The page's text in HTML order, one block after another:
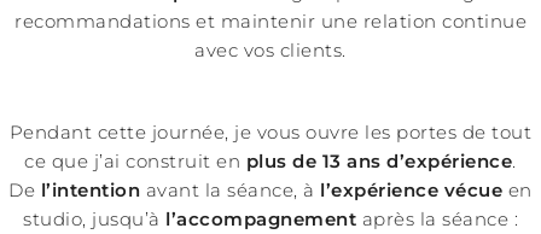
recommandations et maintenir une relation continue
avec vos clients.
Pendant cette journée, je vous ouvre les portes de tout
ce que j’ai construit en plus de 13 ans d’expérience.
De l’intention avant la séance, à l’expérience vécue en
studio, jusqu’à l’accompagnement après la séance :